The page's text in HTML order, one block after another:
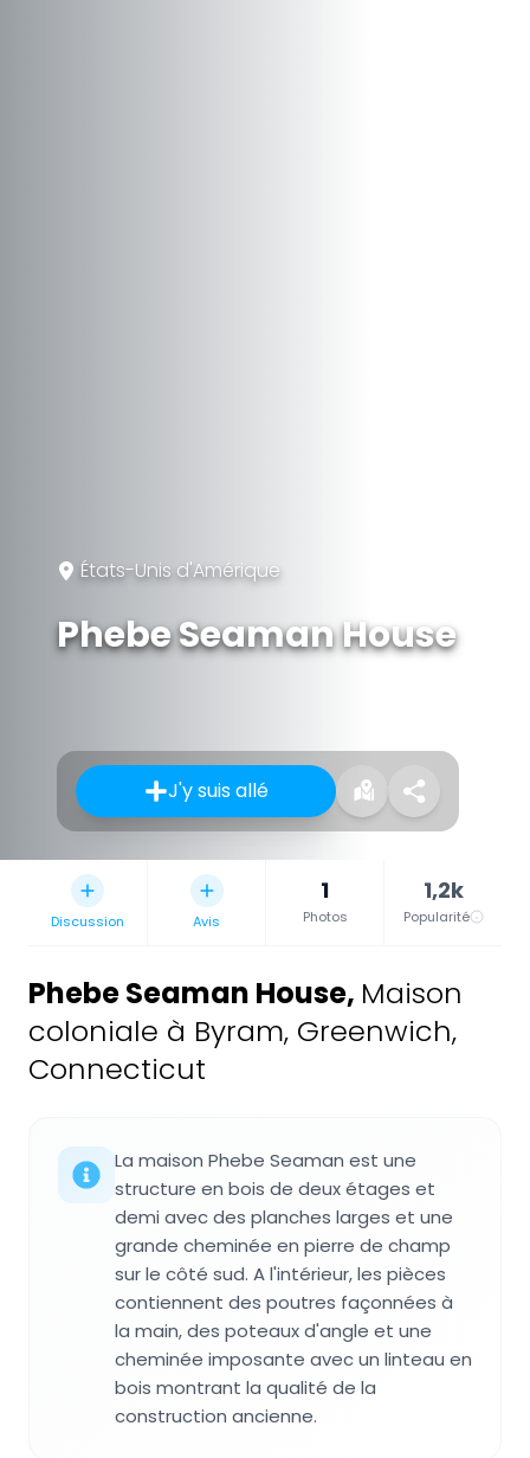
États-Unis d'Amérique
Phebe Seaman House
J'y suis allé
Discussion Avis
1
Photos
1,2k
Popularité
Phebe Seaman House, Maison
coloniale à Byram, Greenwich,
Connecticut
La maison Phebe Seaman est une
structure en bois de deux étages et
demi avec des planches larges et une
grande cheminée en pierre de champ
sur le côté sud. A l'intérieur, les pièces
contiennent des poutres façonnées à
la main, des poteaux d'angle et une
cheminée imposante avec un linteau en
bois montrant la qualité de la
construction ancienne.